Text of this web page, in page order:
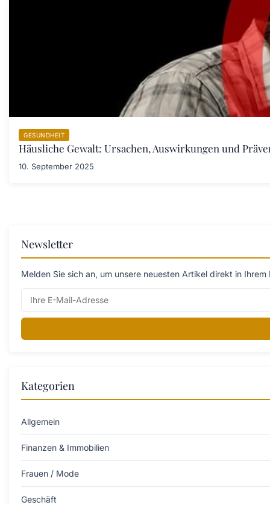
GESUNDHEIT
Häusliche Gewalt: Ursachen, Auswirkungen und
10. September 2025
Newsletter
Melden Sie sich an, um unsere neuesten Artikel direkt in
Kategorien
Allgemein
Finanzen & Immobilien
Frauen / Mode
Geschäft